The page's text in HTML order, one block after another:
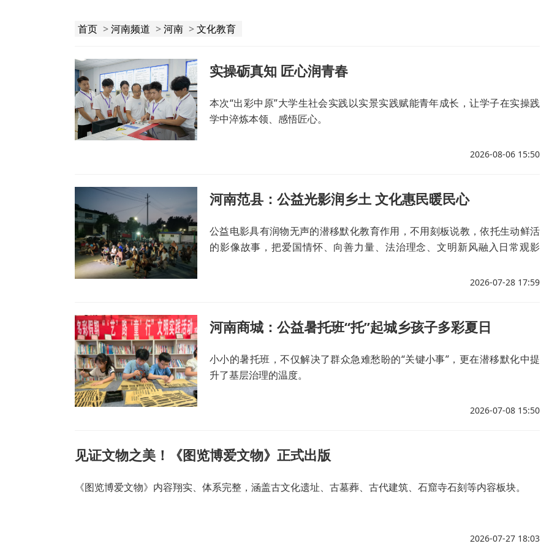
首页 >河南频道 >河南 >文化教育
实操砺真知 匠心润青春
本次“出彩中原”大学生社会实践以实景实践赋能青年成长，让学子在实操践
学中淬炼本领、感悟匠心。
2026-08-06 15:50
河南范县：公益光影润乡土 文化惠民暖民心
公益电影具有润物无声的潜移默化教育作用，不用刻板说教，依托生动鲜活
的影像故事，把爱国情怀、向善力量、法治理念、文明新风融入日常观影
2026-07-28 17:59
河南商城：公益暑托班“托”起城乡孩子多彩夏日
小小的暑托班，不仅解决了群众急难愁盼的“关键小事”，更在潜移默化中提
升了基层治理的温度。
2026-07-08 15:50
见证文物之美！《图览博爱文物》正式出版
《图览博爱文物》内容翔实、体系完整，涵盖古文化遗址、古墓葬、古代建筑、石窟寺石刻等内容板块。
2026-07-27 18:03